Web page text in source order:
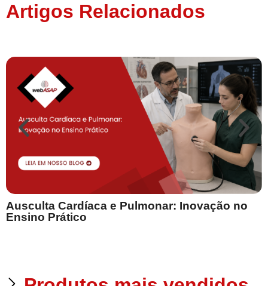
Artigos Relacionados
Ausculta Cardíaca e Pulmonar: Inovação no
Ensino Prático